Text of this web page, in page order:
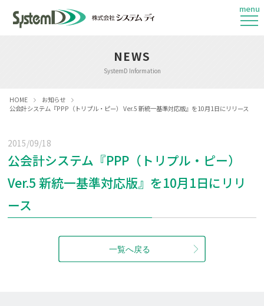
menu
NEWS
SystemD Information
HOME
お知らせ
公会計システム『PPP（トリプル・ピー） Ver.5 新統一基準対応版』を10月1日にリリース
2015/09/18
公会計システム『PPP（トリプル・ピー）
Ver.5 新統一基準対応版』を10月1日にリリ
ース